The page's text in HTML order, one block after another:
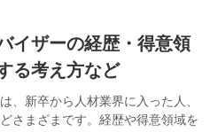
イザーの経歴・得意領
る考え方など
、新卒から人材業界に入った人、
さまざまです。経歴や得意領域を